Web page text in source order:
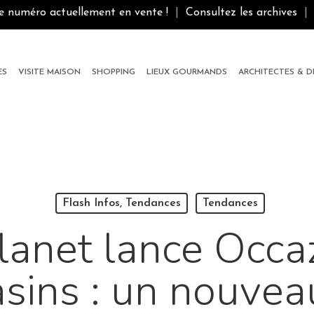
numéro actuellement en vente ! Consultez les archives
VISITE MAISON SHOPPING LIEUX GOURMANDS ARCHITECTES &
Flash Infos, Tendances Tendances
lance
: un